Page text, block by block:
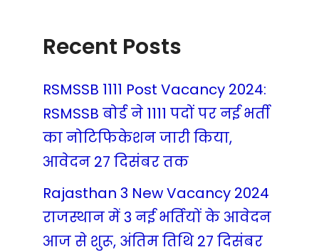
Recent Posts
RSMSSB 1111 Post Vacancy 2024:
RSMSSB बोर्ड ने 1111 पदों पर नई भर्ती
का नोटिफिकेशन जारी किया,
आवेदन 27 दिसंबर तक
Rajasthan 3 New Vacancy 2024
राजस्थान में 3 नई भर्तियों के आवेदन
आज से शुरू, अंतिम तिथि 27 दिसंबर